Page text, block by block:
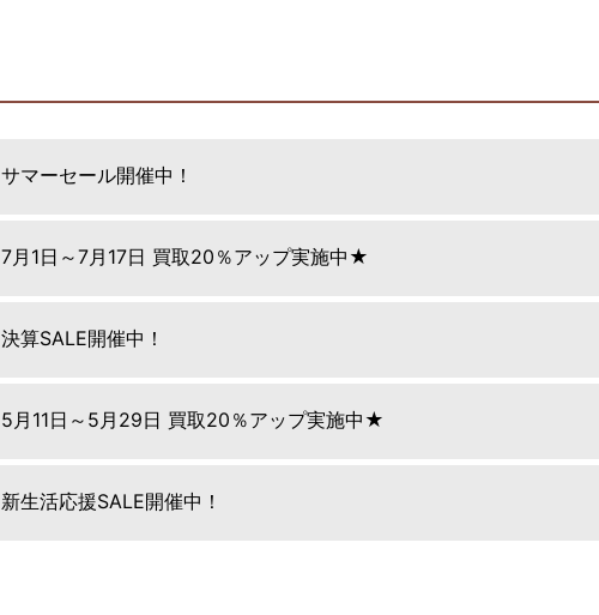
サマーセール開催中！
7月1日～7月17日 買取20％アップ実施中★
決算SALE開催中！
5月11日～5月29日 買取20％アップ実施中★
新生活応援SALE開催中！